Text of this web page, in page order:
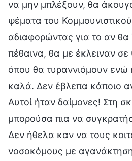
να μην μπλέξουν, θα
ψέματα του
αδιαφορώντας για το αν
πέθαινα, θα με έκλειναν σε
όπου θα τυραννιόμουν ενώ
καλά. Δεν έβλεπα κάποιο
Αυτοί ήταν δαίμονες! Στη
μπορούσα πια να
Δεν ήθελα καν να τους
νοσοκόμους με